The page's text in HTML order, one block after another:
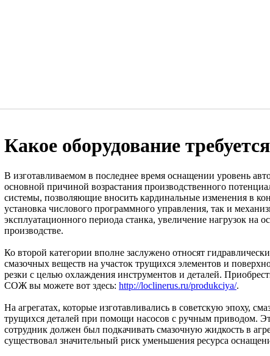
Какое оборудование
В изготавливаемом в последнее время оснащении уровень
основной причиной возрастания производственного
системы, позволяющие вносить кардинальные изменения в
установка числового программного управления, так и
эксплуатационного периода станка, увеличение нагрузок на
производстве.
Ко второй категории вполне заслужено относят
смазочных веществ на участок трущихся элементов и
резки с целью охлаждения инструментов и деталей.
СОЖ вы можете вот здесь: http://loclinerus.ru/produkciya/.
На агрегатах, которые изготавливались в советскую эпоху,
трущихся деталей при помощи насосов с ручным приводом.
сотрудник должен был подкачивать смазочную жидкость в
существовал значительный риск уменьшения ресурса